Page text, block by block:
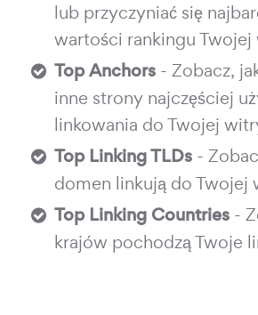
lub przyczyniać się
wartości rankingu
Top Anchors - Zobacz,
inne strony najczęściej
linkowania do Twojej
Top Linking TLDs -
domen linkują do Twojej
Top Linking Countries -
krajów pochodzą Twoje